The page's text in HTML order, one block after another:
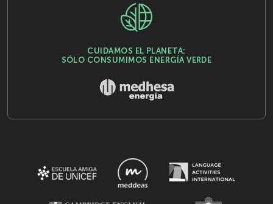
CUIDAMOS EL PLANETA:
SÓLO CONSUMIMOS ENERGÍA VERDE